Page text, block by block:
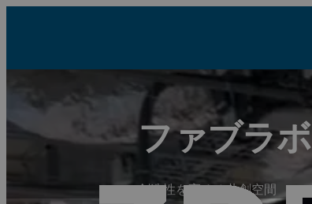
ファブラボ
創造性を高める共創空間